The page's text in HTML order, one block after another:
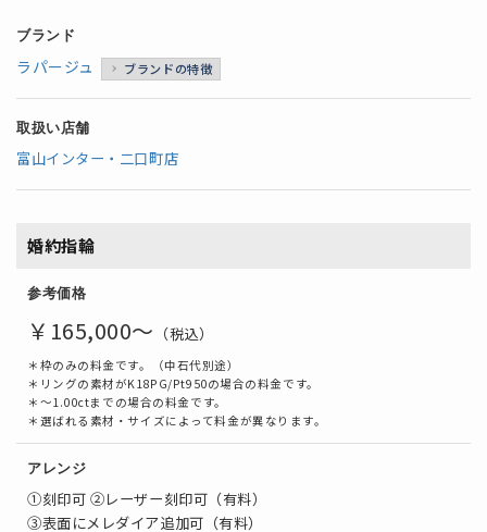
ブランド
ラパージュ ブランドの特徴
取扱い店舗
富山インター・二口町店
婚約指輪
参考価格
￥165,000～ （税込）
＊枠のみの料金です。（中石代別途）
＊リングの素材がK18PG/Pt950の場合の料金です。
＊～1.00ctまでの場合の料金です。
＊選ばれる素材・サイズによって料金が異なります。
アレンジ
①刻印可 ②レーザー刻印可（有料）
③表面にメレダイア追加可（有料）